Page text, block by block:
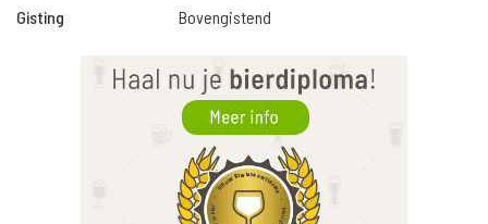
Gisting
Bovengistend